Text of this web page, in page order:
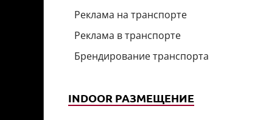
Реклама на транспорте
Реклама в транспорте
Брендирование транспорта
INDOOR РАЗМЕЩЕНИЕ